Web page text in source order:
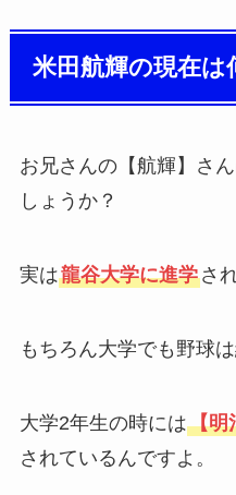
米田航輝の現在は
お兄さんの【航輝】さ
しょうか？
実は龍谷大学に進学さ
もちろん大学でも野球
大学2年生の時には【明
されているんですよ。